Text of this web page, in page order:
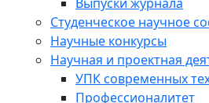
Студенческое научное
Научные конкурсы
Научная и проектная
УПК современных
Профессионалитет